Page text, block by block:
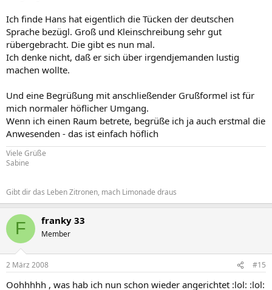
Ich finde Hans hat eigentlich die Tücken der deutschen
Sprache bezügl. Groß und Kleinschreibung sehr gut
rübergebracht. Die gibt es nun mal.
Ich denke nicht, daß er sich über irgendjemanden lustig
machen wollte.
Und eine Begrüßung mit anschließender Grußformel ist für
mich normaler höflicher Umgang.
Wenn ich einen Raum betrete, begrüße ich ja auch erstmal die
Anwesenden - das ist einfach höflich
Viele Grüße
Sabine
Gibt dir das Leben Zitronen, mach Limonade draus
F franky 33
Member
2 März 2008 #15
Oohhhhh , was hab ich nun schon wieder angerichtet :lol: :lol: